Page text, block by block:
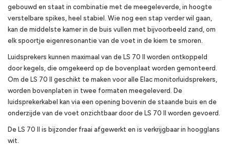
gebouwd en staat in combinatie met de meegeleverde, in hoogte
verstelbare spikes, heel stabiel. Wie nog een stap verder wil gaan,
kan de middelste kamer in de buis vullen met bijvoorbeeld zand, om
elk spoortje eigenresonantie van de voet in de kiem te smoren.
Luidsprekers kunnen maximaal van de LS 70 II worden ontkoppeld
door kegels, die omgekeerd op de bovenplaat worden gemonteerd.
Om de LS 70 II geschikt te maken voor alle Elac monitorluidsprekers,
worden bovenplaten in twee formaten meegeleverd. De
luidsprekerkabel kan via een opening bovenin de staande buis en de
onderzijde van de voet onzichtbaar door de LS 70 II worden gevoerd.
De LS 70 II is bijzonder fraai afgewerkt en is verkrijgbaar in hoogglans
wit.